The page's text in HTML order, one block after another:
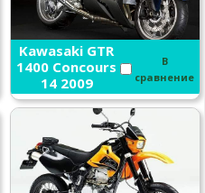
Kawasaki GTR
1400 Concours
14 2009
В
сравнение